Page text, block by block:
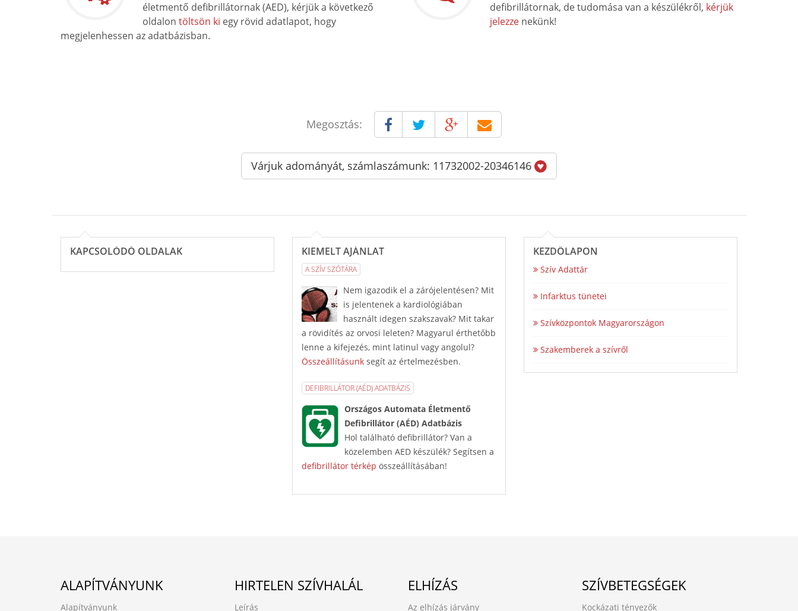
életmentő defibrillátornak (AED), kérjük a következő
oldalon töltsön ki egy rövid adatlapot, hogy
megjelenhessen az adatbázisban.
defibrillátornak, de tudomása van a készülékről, kérjük
jelezze nekünk!
Megosztás:
Várjuk adományát, számlaszámunk: 11732002-20346146
KAPCSOLÓDÓ OLDALAK KIEMELT AJÁNLAT
A SZÍV SZÓTÁRA
Nem igazodik el a zárójelentésen? Mit
is jelentenek a kardiológiában
használt idegen szakszavak? Mit takar
a rövidítés az orvosi leleten? Magyarul érthetőbb
lenne a kifejezés, mint latinul vagy angolul?
Összeállításunk segít az értelmezésben.
DEFIBRILLÁTOR (AÉD) ADATBÁZIS
Országos Automata Életmentő
Defibrillátor (AÉD) Adatbázis
Hol található defibrillátor? Van a
közelemben AED készülék? Segítsen a
defibrillátor térkép összeállításában!
KEZDŐLAPON
Szív Adattár
Infarktus tünetei
Szívközpontok Magyarországon
Szakemberek a szívről
ALAPÍTVÁNYUNK
Alapítványunk
HIRTELEN SZÍVHALÁL
Leírás
ELHÍZÁS
Az elhízás járvány
SZÍVBETEGSÉGEK
Kockázati tényezők